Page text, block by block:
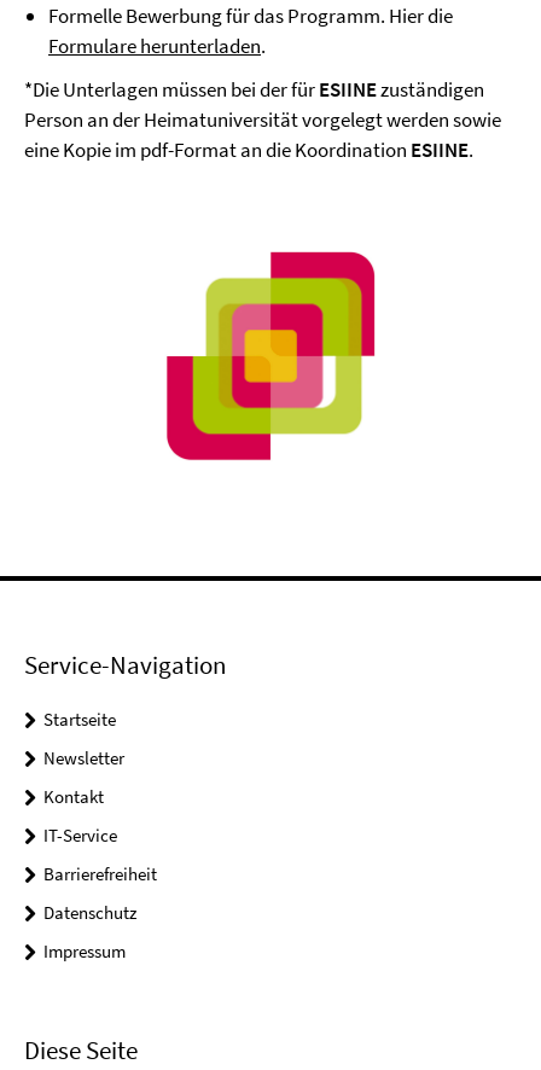
Formelle Bewerbung für das Programm. Hier die
Formulare herunterladen.
*Die Unterlagen müssen bei der fürESIINEzuständigen
Person an der Heimatuniversität vorgelegt werden sowie
eine Kopie im pdf-Format an die Koordination ESIINE.
Service-Navigation
Startseite
Newsletter
Kontakt
IT-Service
Barrierefreiheit
Datenschutz
Impressum
Diese Seite